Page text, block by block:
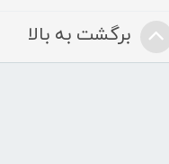
برگشت به بالا